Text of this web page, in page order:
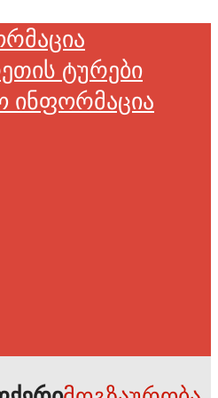
ტურები
ინფორმაცია